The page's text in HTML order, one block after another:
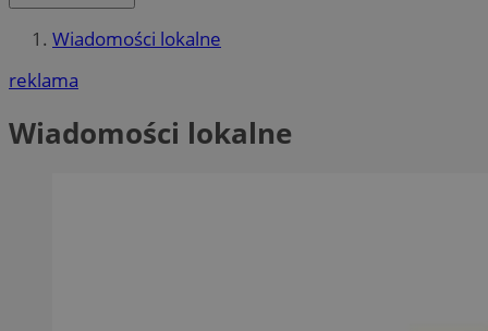
Wiadomości lokalne
reklama
Wiadomości lokalne